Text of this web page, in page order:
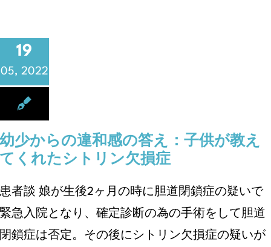
19
05, 2022
幼少からの違和感の答え：子供が教え
てくれたシトリン欠損症
患者談 娘が生後2ヶ月の時に胆道閉鎖症の疑いで
緊急入院となり、確定診断の為の手術をして胆道
閉鎖症は否定。その後にシトリン欠損症の疑いが